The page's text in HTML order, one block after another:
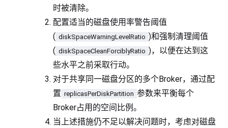
时被清除。
配置适当的磁盘使用率警告阈值
( diskSpaceWarningLevelRatio )和强制清理阈值
( diskSpaceCleanForciblyRatio )，以便在达到这
些水平之前采取行动。
对于共享同一磁盘分区的多个Broker，通过配
置 replicasPerDiskPartition 参数来平衡每个
Broker占用的空间比例。
当上述措施仍不足以解决问题时，考虑对磁盘